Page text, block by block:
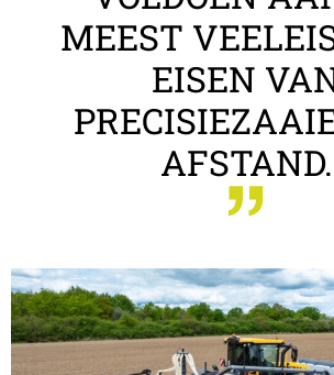
MEEST
EISEN
AFSTAND.